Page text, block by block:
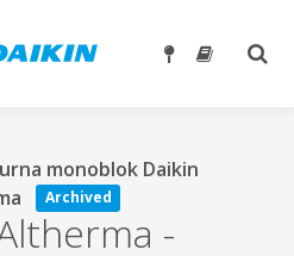
monoblok Daikin
Archived
-